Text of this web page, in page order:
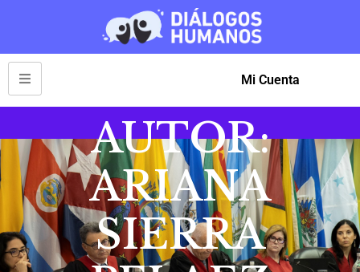
Mi Cuenta
AUTOR:
ARIANA
SIERRA